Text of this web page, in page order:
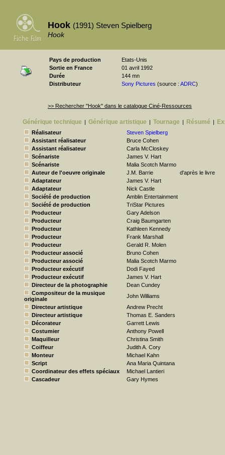
Hook (1991) Steven Spielberg
Hook
Pays de production
Etats-Unis
Sortie en France
01 avril 1992
Durée
144 mn
Distributeur
Sony Pictures (source : ADRC)
>> Rechercher "Hook" dans le catalogue Ciné-Ressources
Générique technique | Générique artistique | Tournage | Résumé |
Réalisateur
Steven Spielberg
Assistant réalisateur
Bruce Cohen
Assistant réalisateur
Carla McCloskey
Scénariste
James V. Hart
Scénariste
Malia Scotch Marmo
Auteur de l'oeuvre originale
J.M. Barrie
d'après le livre
Adaptateur
James V. Hart
Adaptateur
Nick Castle
Société de production
Amblin Entertainment
Société de production
TriStar Pictures
Producteur
Gary Adelson
Producteur
Craig Baumgarten
Producteur
Kathleen Kennedy
Producteur
Frank Marshall
Producteur
Gerald R. Molen
Producteur associé
Bruno Cohen
Producteur associé
Malia Scotch Marmo
Producteur exécutif
Dodi Fayed
Producteur exécutif
James V. Hart
Directeur de la photographie
Dean Cundey
Compositeur de la musique
originale
John Williams
Directeur artistique
Andrew Precht
Directeur artistique
Thomas E. Sanders
Décorateur
Garrett Lewis
Costumier
Anthony Powell
Maquilleur
Christina Smith
Coiffeur
Judith A. Cory
Monteur
Michael Kahn
Script
Ana Maria Quintana
Coordinateur des effets spéciaux
Michael Lantieri
Cascadeur
Gary Hymes